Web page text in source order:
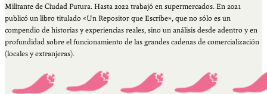
Militante de Ciudad Futura. Hasta 2022 trabajó en supermercados. En 2021
publicó un libro titulado «Un Repositor que Escribe», que no sólo es un
compendio de historias y experiencias reales, sino un análisis desde adentro y en
profundidad sobre el funcionamiento de las grandes cadenas de comercialización
(locales y extranjeras).